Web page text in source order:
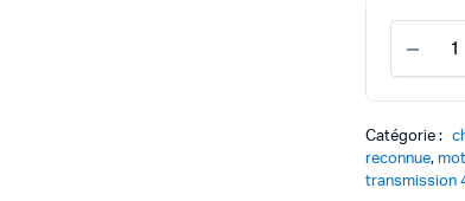
Mini
350
-
et
Catégorie :
reconnue,
transmission